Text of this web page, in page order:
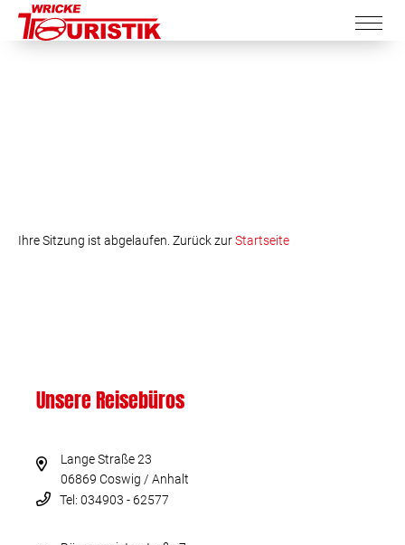
Ihre Sitzung ist abgelaufen. Zurück zurStartseite
Unsere Reisebüros
Lange Straße 23
06869 Coswig / Anhalt
Tel: 034903 - 62577